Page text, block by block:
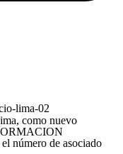
como nuevo
número de asociado